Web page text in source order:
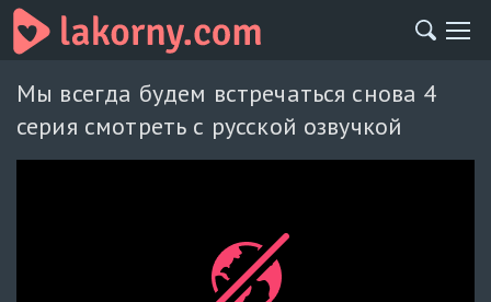
Мы всегда будем встречаться снова 4
серия смотреть с русской озвучкой